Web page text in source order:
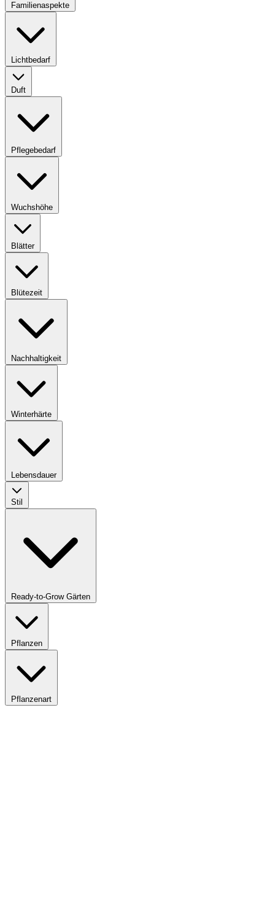
Familienaspekte
Lichtbedarf
Duft
Pflegebedarf
Wuchshöhe
Blätter
Blütezeit
Nachhaltigkeit
Winterhärte
Lebensdauer
Stil
Ready-to-Grow Gärten
Pflanzen
Pflanzenart